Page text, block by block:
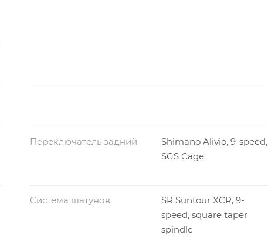
Переключатель задний
Shimano Alivio, 9-speed,
SGS Cage
Система шатунов
SR Suntour XCR, 9-
speed, square taper
spindle